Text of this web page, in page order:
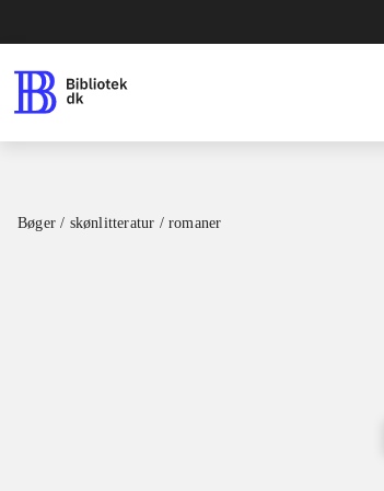
Bøger / skønlitteratur / romaner